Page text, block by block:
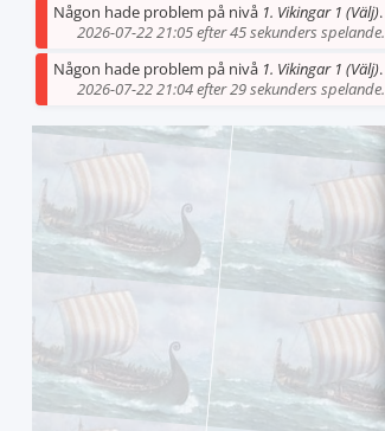
Någon hade problem på nivå 1. Vikingar 1 (Välj).
2026-07-22 21:05 efter 45 sekunders spelande.
Någon hade problem på nivå 1. Vikingar 1 (Välj).
2026-07-22 21:04 efter 29 sekunders spelande.